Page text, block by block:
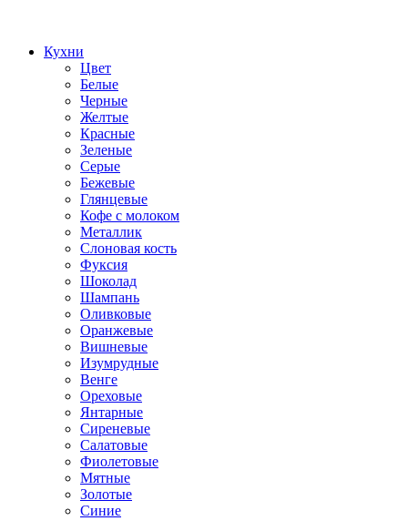
Кухни
Цвет
Белые
Черные
Желтые
Красные
Зеленые
Серые
Бежевые
Глянцевые
Кофе с молоком
Металлик
Слоновая кость
Фуксия
Шоколад
Шампань
Оливковые
Оранжевые
Вишневые
Изумрудные
Венге
Ореховые
Янтарные
Сиреневые
Салатовые
Фиолетовые
Мятные
Золотые
Синие